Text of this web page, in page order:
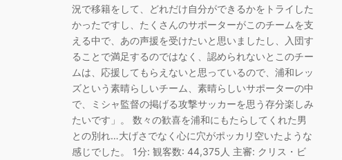
況で移籍をして、どれだけ自分ができるかをトライした
かったですし、たくさんのサポーターがこのチームを支
える中で、あの声援を受けたいと思いましたし、入団す
ることで満足するのではなく、認められないとこのチー
ムは、応援してもらえないと思っているので、浦和レッ
ズという素晴らしいチーム、素晴らしいサポーターの中
で、ミシャ監督の掲げる攻撃サッカーを思う存分楽しみ
たいです」。 数々の歓喜を浦和にもたらしてくれた男
との別れ…大げさでなく心に穴がポッカリ空いたような
感じでした。 1分: 観客数: 44,375人 主審: クリス・ビ